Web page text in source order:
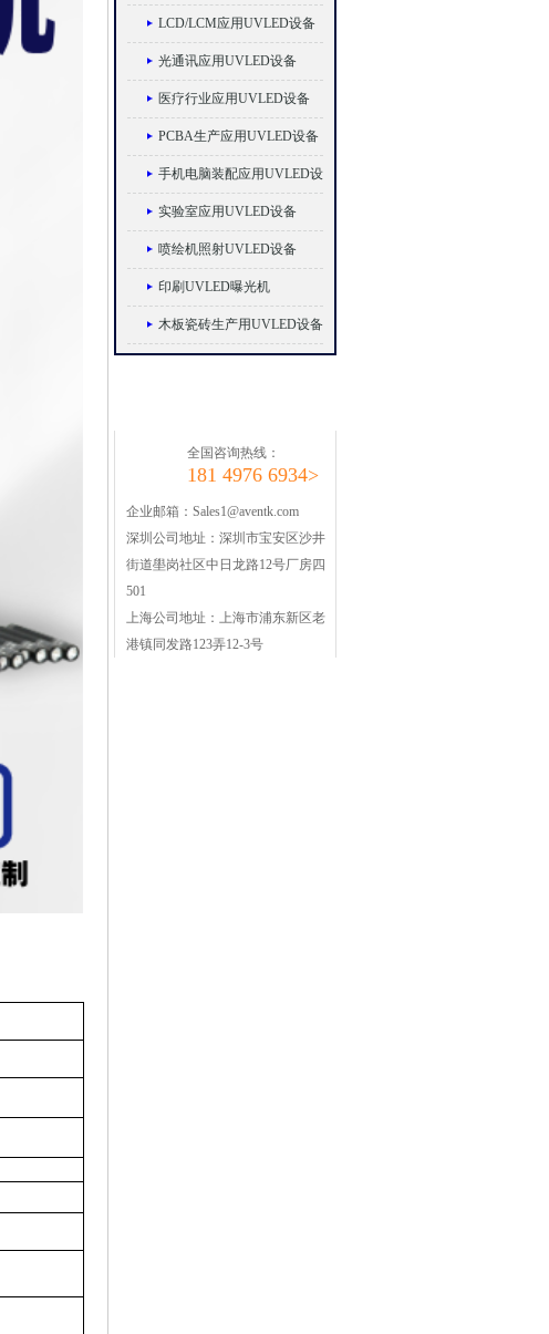
LCD/LCM应用UVLED设备
光通讯应用UVLED设备
医疗行业应用UVLED设备
PCBA生产应用UVLED设备
手机电脑装配应用UVLED设
备
实验室应用UVLED设备
喷绘机照射UVLED设备
印刷UVLED曝光机
木板瓷砖生产用UVLED设备
全国咨询热线：
181 4976 6934>
企业邮箱： Sales1@aventk.com
深圳公司地址： 深圳市宝安区沙井
街道壆岗社区中日龙路12号厂房四
501
上海公司地址： 上海市浦东新区老
港镇同发路123弄12-3号